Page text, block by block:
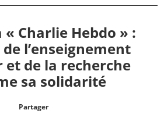
Charlie Hebdo » :
l’enseignement
et de la recherche
sa solidarité
Partager